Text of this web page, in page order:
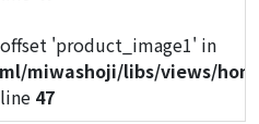
'product_image1' in
miwashoji/libs/views/
47